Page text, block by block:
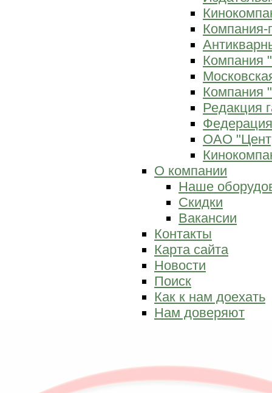
Компания-
Компания
Компания
Редакция
ОАО
О компании
Наше
Скидки
Вакансии
Контакты
Карта сайта
Новости
Поиск
Как к нам доехать
Нам доверяют